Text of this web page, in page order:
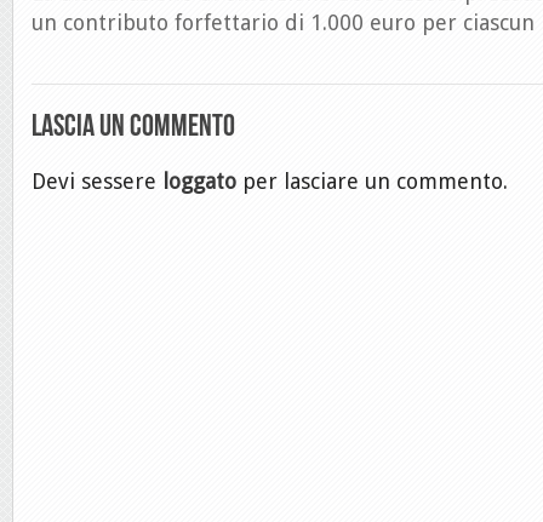
un contributo forfettario di 1.000 euro per ciascun
Lascia un commento
Devi sessere loggato per lasciare un commento.